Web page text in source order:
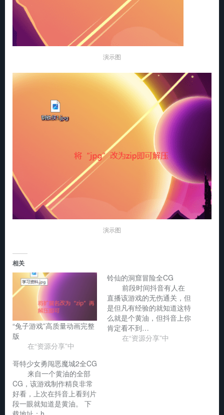
演示图
演示图
相关
“兔子游戏”高质量动画完整
版
在“资源分享”中
铃仙的洞窟冒险全CG
前段时间抖音有人在
直播该游戏的无伤通关，但
是但凡有经验的就知道这特
么就是个黄油，但抖音上你
肯定看不到…
在“资源分享”中
哥特少女勇闯恶魔城2全CG
来自一个黄油的全部
CG，该游戏制作精良非常
好看，上次在抖音上看到片
段一眼就知道是黄油。 下